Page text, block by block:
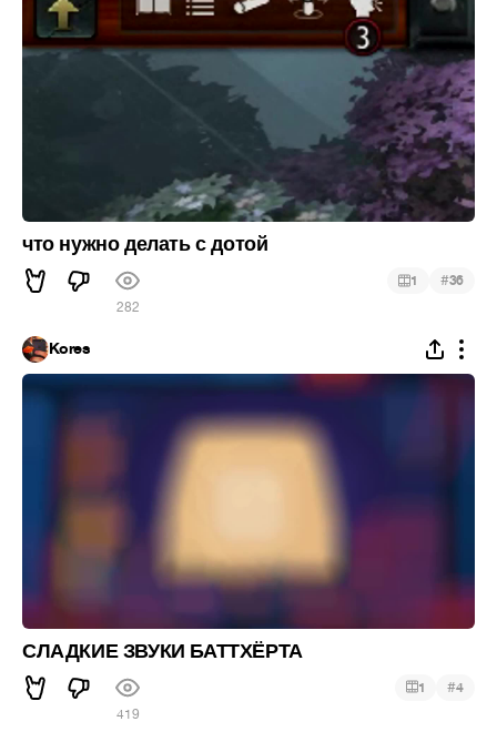
что нужно делать с дотой
282
1 #36
Kores
СЛАДКИЕ ЗВУКИ БАТТХЁРТА
419
1 #4